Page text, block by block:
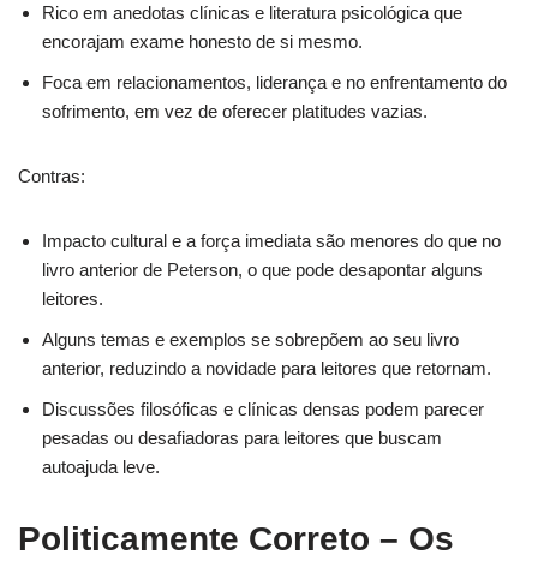
Rico em anedotas clínicas e literatura psicológica que
encorajam exame honesto de si mesmo.
Foca em relacionamentos, liderança e no enfrentamento do
sofrimento, em vez de oferecer platitudes vazias.
Contras:
Impacto cultural e a força imediata são menores do que no
livro anterior de Peterson, o que pode desapontar alguns
leitores.
Alguns temas e exemplos se sobrepõem ao seu livro
anterior, reduzindo a novidade para leitores que retornam.
Discussões filosóficas e clínicas densas podem parecer
pesadas ou desafiadoras para leitores que buscam
autoajuda leve.
Politicamente Correto – Os